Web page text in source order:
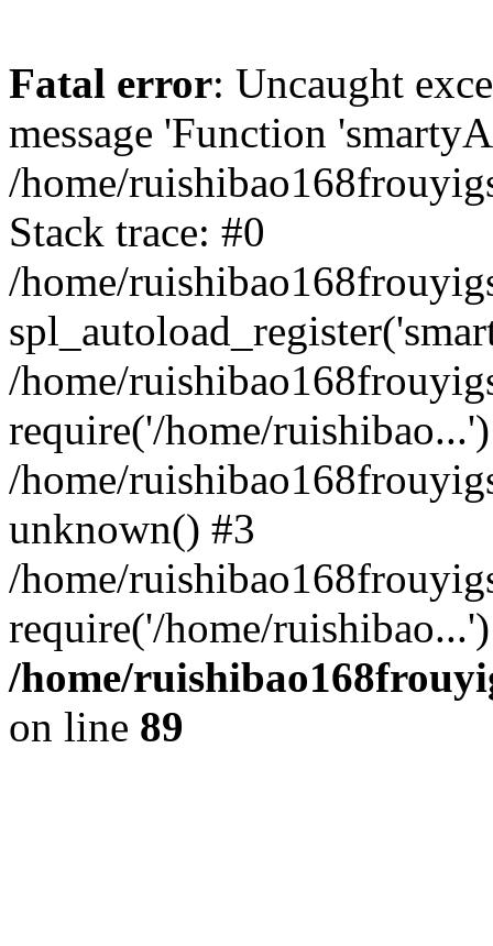
Fatal error: Uncaught
message 'Function
/home/
Stack trace: #0
/home/
/home/
require('/home/
/home/
unknown() #3
/home/
require('/home/
/home/
on line 89